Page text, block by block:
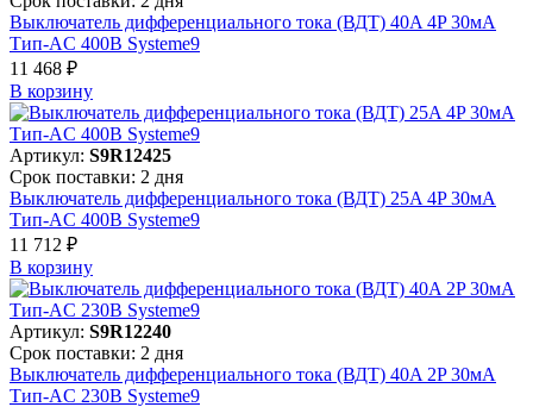
Выключатель дифференциального тока (ВДТ) 40A 4P 30мА
Тип-AC 400В Systeme9
11 468 ₽
В корзинy
Артикул: S9R12425
Срок поставки: 2 дня
Выключатель дифференциального тока (ВДТ) 25A 4P 30мА
Тип-AC 400В Systeme9
11 712 ₽
В корзинy
Артикул: S9R12240
Срок поставки: 2 дня
Выключатель дифференциального тока (ВДТ) 40A 2P 30мА
Тип-AC 230В Systeme9